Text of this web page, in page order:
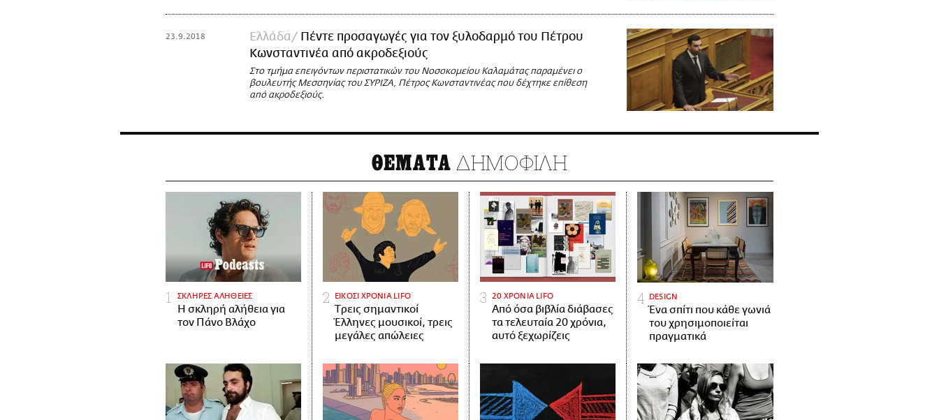
23.9.2018 Ελλάδα
Πέντε προσαγωγές για τον ξυλοδαρμό του Πέτρου
Κωνσταντινέα από ακροδεξιούς
Στο τμήμα επειγόντων περιστατικών του Νοσοκομείου Καλαμάτας παραμένει ο
βουλευτής Μεσσηνίας του ΣΥΡΙΖΑ, Πέτρος Κωνσταντινέας που δέχτηκε επίθεση
από ακροδεξιούς.
ΘΕΜΑΤΑ ΔΗΜΟΦΙΛΗ
ΣΚΛΗΡΕΣ ΑΛΗΘΕΙΕΣ
H σκληρή αλήθεια για
τον Πάνο Βλάχο
ΕΙΚΟΣΙ ΧΡΟΝΙΑ LIFO
Tρεις σημαντικοί
Έλληνες μουσικοί, τρεις
μεγάλες απώλειες
20 ΧΡΟΝΙΑ LIFO
Από όσα βιβλία διάβασες
τα τελευταία 20 χρόνια,
αυτό ξεχωρίζεις
DESIGN
Ένα σπίτι που κάθε γωνιά
του χρησιμοποιείται
πραγματικά